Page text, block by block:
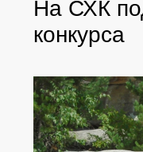
На СХК
конкурса